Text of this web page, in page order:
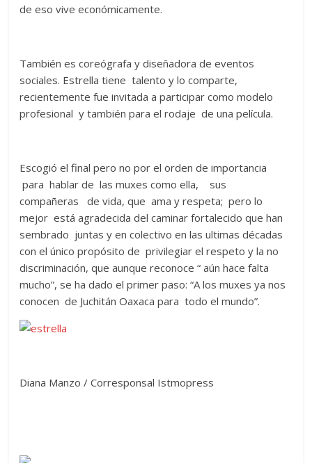
de eso vive económicamente.
También es coreógrafa y diseñadora de eventos
sociales. Estrella tiene talento y lo comparte,
recientemente fue invitada a participar como modelo
profesional y también para el rodaje de una película.
Escogió el final pero no por el orden de importancia
para hablar de las muxes como ella, sus
compañeras de vida, que ama y respeta; pero lo
mejor está agradecida del caminar fortalecido que han
sembrado juntas y en colectivo en las ultimas décadas
con el único propósito de privilegiar el respeto y la no
discriminación, que aunque reconoce “ aún hace falta
mucho”, se ha dado el primer paso: “A los muxes ya nos
conocen de Juchitán Oaxaca para todo el mundo”.
Diana Manzo / Corresponsal Istmopress